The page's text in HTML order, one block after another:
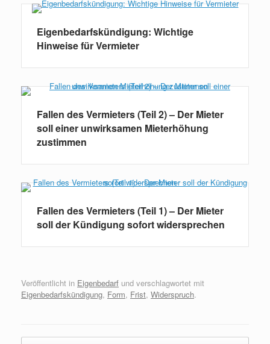
Eigenbedarfskündigung: Wichtige
Hinweise für Vermieter
Fallen des Vermieters (Teil 2) – Der Mieter
soll einer unwirksamen Mieterhöhung
zustimmen
Fallen des Vermieters (Teil 1) – Der Mieter
soll der Kündigung sofort widersprechen
Veröffentlicht in Eigenbedarf und verschlagwortet mit
Eigenbedarfskündigung, Form, Frist, Widerspruch.